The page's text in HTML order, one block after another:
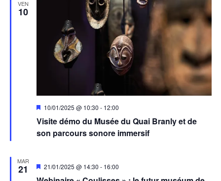
VEN
10
Visite démo du Musée du Quai Branly et de
son parcours sonore immersif
Mis
avant
10/01/2025 @ 10:30 - 12:00
MAR
21
Mis
21/01/2025 @ 14:30 - 16:00